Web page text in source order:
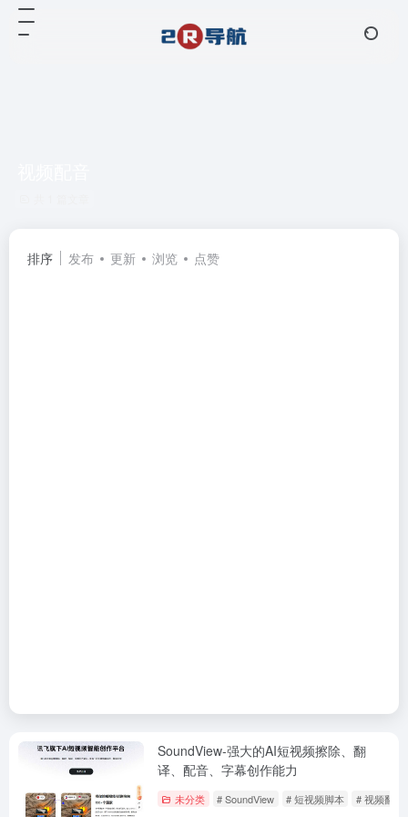
排序 发布 更新 浏览 点赞
SoundView-强大的AI短视频擦除、翻
译、配音、字幕创作能力
未分类 # SoundView # 短视频脚本 # 视频翻译